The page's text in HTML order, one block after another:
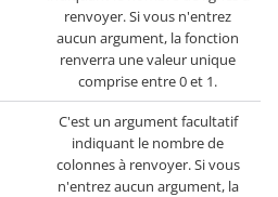
renvoyer. Si vous n'entrez
aucun argument, la fonction
renverra une valeur unique
comprise entre 0 et 1.
C'est un argument facultatif
indiquant le nombre de
colonnes à renvoyer. Si vous
n'entrez aucun argument, la